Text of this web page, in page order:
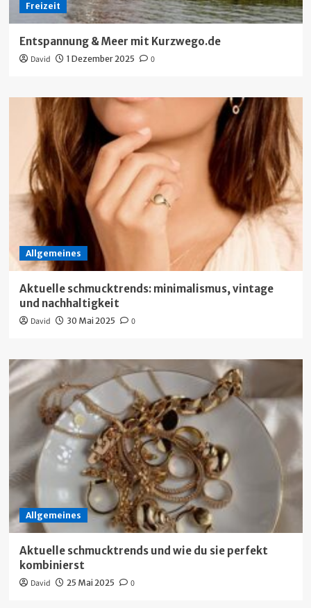
Freizeit
Entspannung & Meer mit Kurzwego.de
David 1 Dezember 2025 0
Allgemeines
Aktuelle schmucktrends: minimalismus, vintage
und nachhaltigkeit
David 30 Mai 2025 0
Allgemeines
Aktuelle schmucktrends und wie du sie perfekt
kombinierst
David 25 Mai 2025 0